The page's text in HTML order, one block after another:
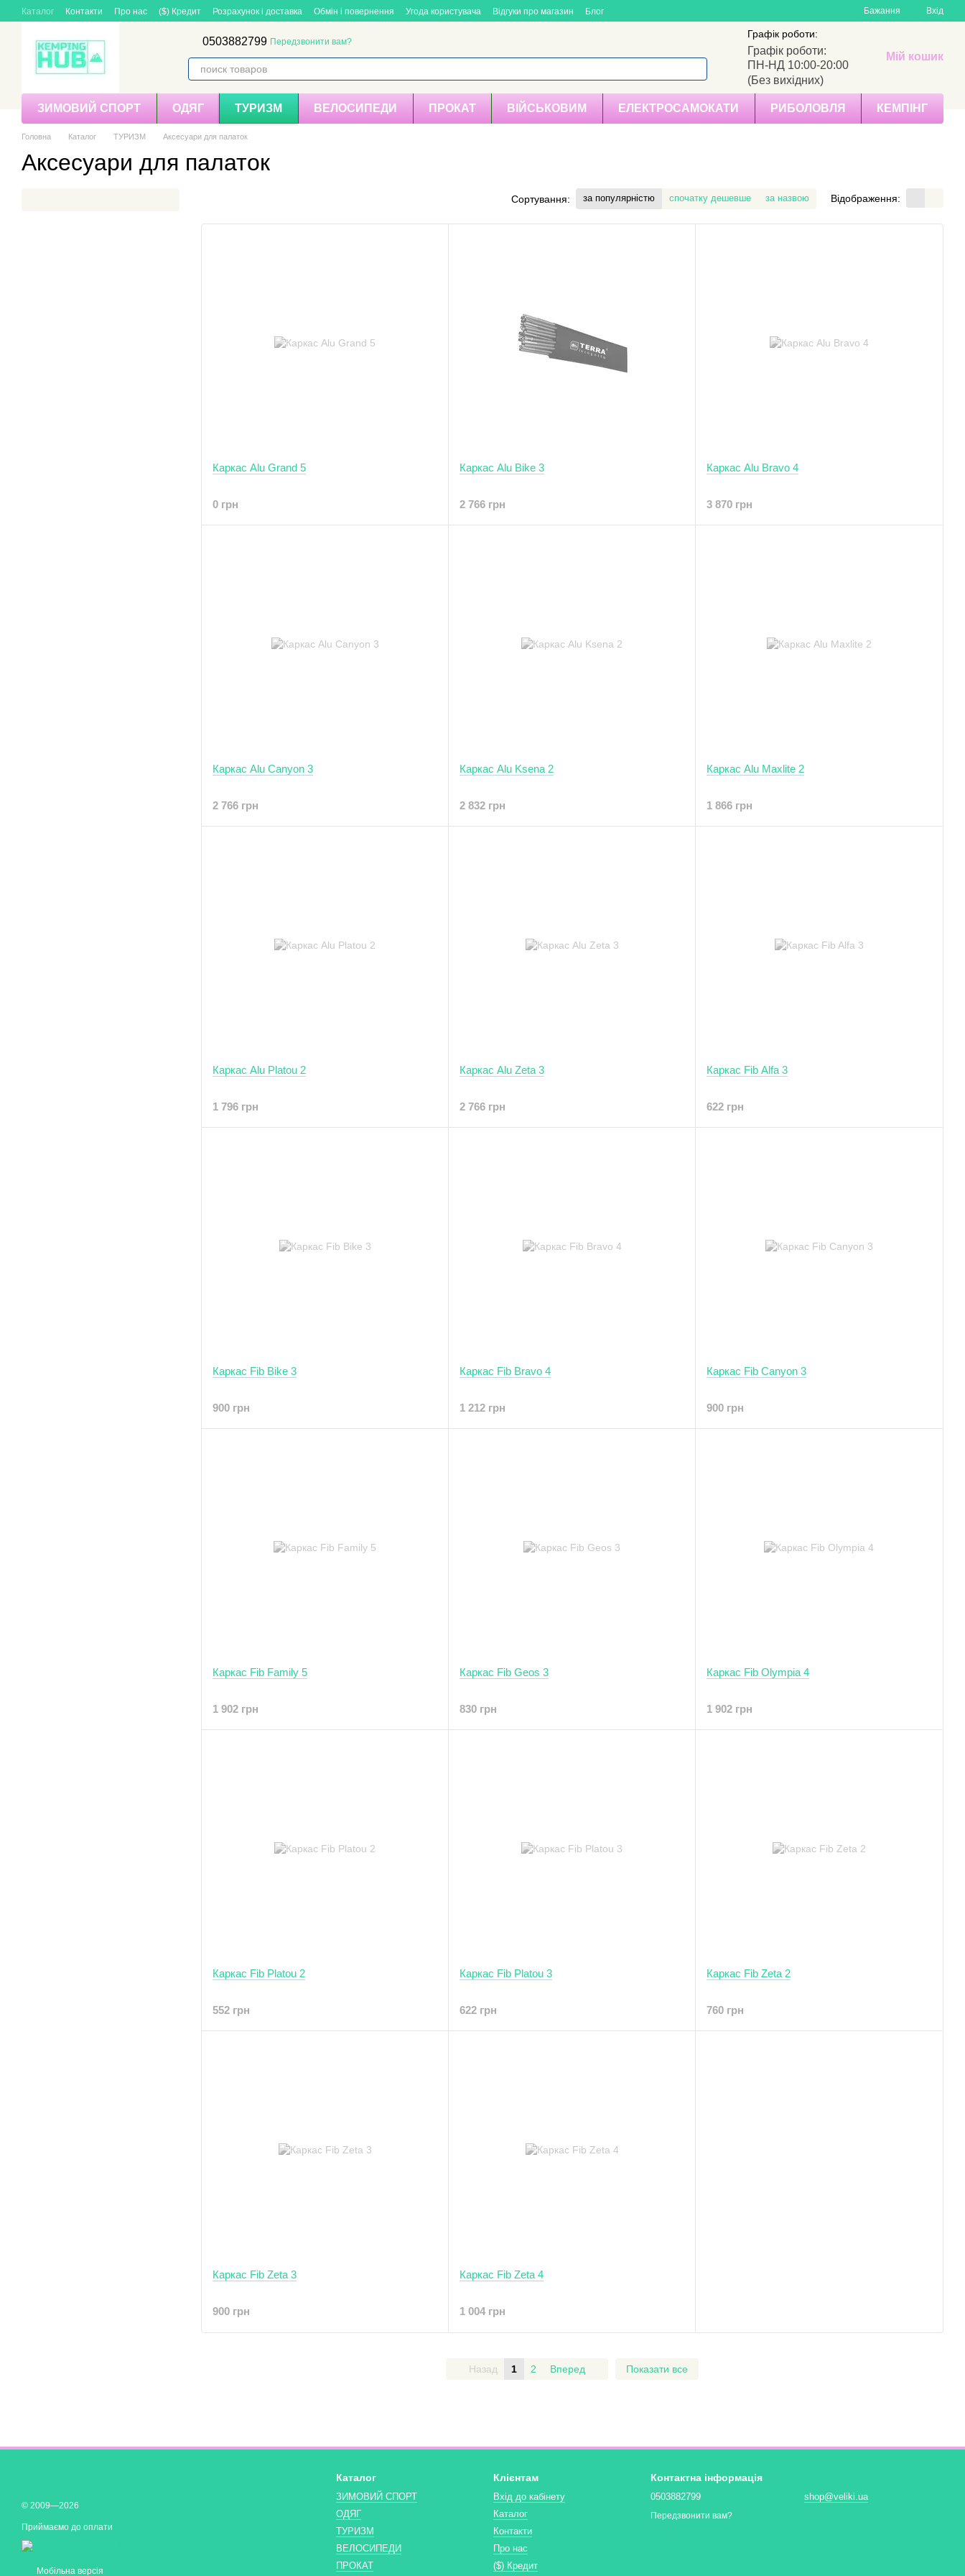
Перейти до основного контенту
Каталог Контакти Про нас ($) Кредит Розрахунок і доставка Обмін і повернення Угода користувача Відгуки про магазин Блог Бажання Вхід
0503882799 Передзвонити вам?
Графік роботи:
Графік роботи:
ПН-НД 10:00-20:00
(Без вихідних)
Мій кошик
ЗИМОВИЙ СПОРТ ОДЯГ ТУРИЗМ ВЕЛОСИПЕДИ ПРОКАТ ВІЙСЬКОВИМ ЕЛЕКТРОСАМОКАТИ РИБОЛОВЛЯ КЕМПІНГ
Головна Каталог ТУРИЗМ Аксесуари для палаток
Аксесуари для палаток
Сортування: за популярністю спочатку дешевше за назвою Відображення:
Каркас Alu Grand 5
0 грн
Каркас Alu Bike 3
2 766 грн
Каркас Alu Bravo 4
3 870 грн
Каркас Alu Canyon 3
2 766 грн
Каркас Alu Ksena 2
2 832 грн
Каркас Alu Maxlite 2
1 866 грн
Каркас Alu Platou 2
1 796 грн
Каркас Alu Zeta 3
2 766 грн
Каркас Fib Alfa 3
622 грн
Каркас Fib Bike 3
900 грн
Каркас Fib Bravo 4
1 212 грн
Каркас Fib Canyon 3
900 грн
Каркас Fib Family 5
1 902 грн
Каркас Fib Geos 3
830 грн
Каркас Fib Olympia 4
1 902 грн
Каркас Fib Platou 2
552 грн
Каркас Fib Platou 3
622 грн
Каркас Fib Zeta 2
760 грн
Каркас Fib Zeta 3
900 грн
Каркас Fib Zeta 4
1 004 грн
Назад 1 2 Вперед Показати все
© 2009—2026
Приймаємо до оплати
Мобільна версія
Каталог
ЗИМОВИЙ СПОРТ
ОДЯГ
ТУРИЗМ
ВЕЛОСИПЕДИ
ПРОКАТ
Клієнтам
Вхід до кабінету
Каталог
Контакти
Про нас
($) Кредит
Контактна інформація
0503882799
Передзвонити вам?
shop@veliki.ua